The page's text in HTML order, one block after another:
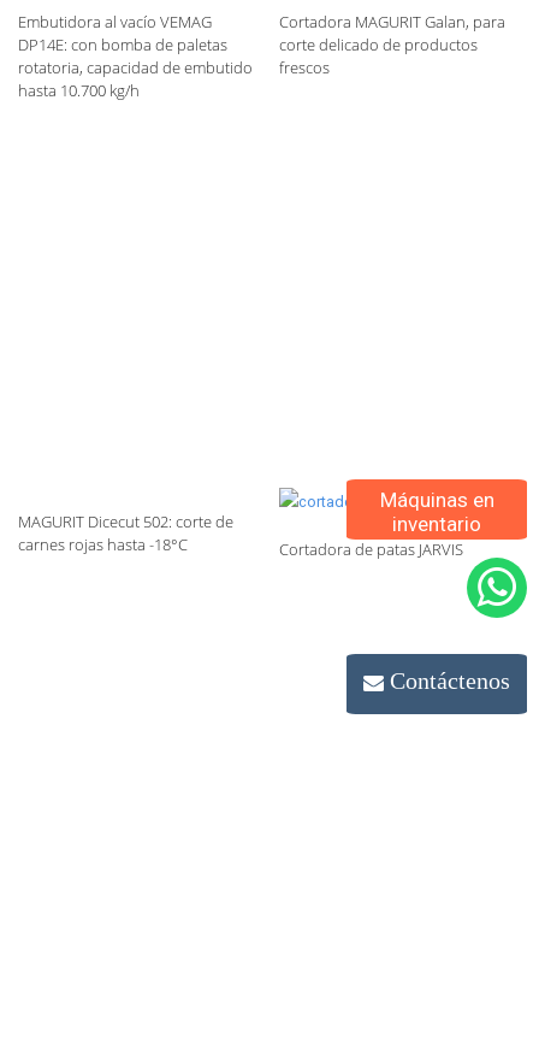
Contáctenos
Máquinas en
inventario
Embutidora al vacío VEMAG
DP14E: con bomba de paletas
rotatoria, capacidad de embutido
hasta 10.700 kg/h
Cortadora MAGURIT Galan, para
corte delicado de productos
frescos
MAGURIT Dicecut 502: corte de
carnes rojas hasta -18°C
Cortadora de patas JARVIS